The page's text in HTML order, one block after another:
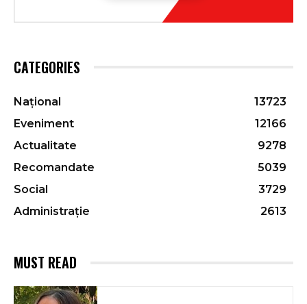
CATEGORIES
Național
13723
Eveniment
12166
Actualitate
9278
Recomandate
5039
Social
3729
Administrație
2613
MUST READ